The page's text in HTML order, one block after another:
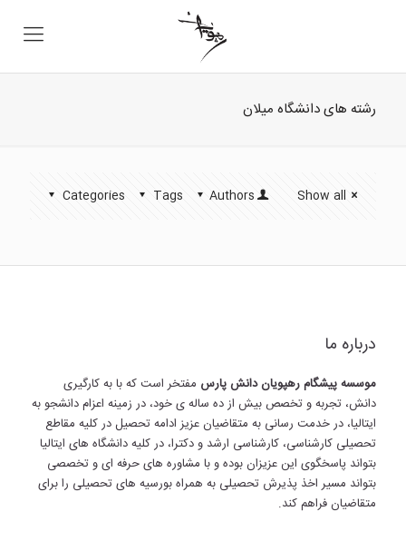
رشته های دانشگاه میلان
Categories Tags Authors Show all
درباره ما
موسسه پیشگام رهپویان دانش پارس مفتخر است که با به کارگیری
دانش، تجربه و تخصص بیش از ده ساله ی خود، در زمینه اعزام دانشجو به
ایتالیا، در خدمت رسانی به متقاضیان عزیز ادامه تحصیل در کلیه مقاطع
تحصیلی کارشناسی، کارشناسی ارشد و دکترا، در کلیه دانشگاه های ایتالیا
بتواند پاسخگوی این عزیزان بوده و با مشاوره های حرفه ای و تخصصی
بتواند مسیر اخذ پذیرش تحصیلی به همراه بورسیه های تحصیلی را برای
متقاضیان فراهم کند.